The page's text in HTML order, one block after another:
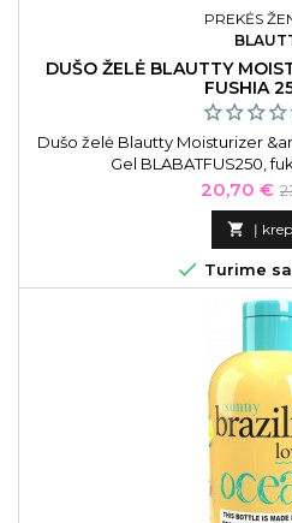
PREKĖS
DUŠO ŽELĖ BLAUTTY
FUSHIA
Dušo želė Blautty Moisturizer
Gel BLABATFUS250,
Kaina
20,70 €
 Į
 Turime